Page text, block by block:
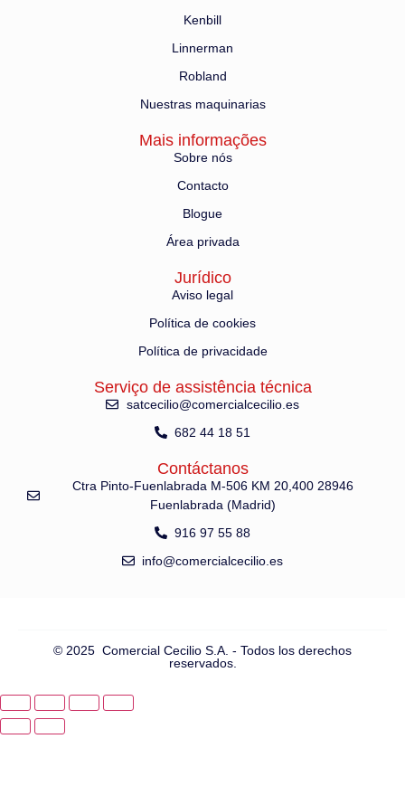
Kenbill
Linnerman
Robland
Nuestras maquinarias
Mais informações
Sobre nós
Contacto
Blogue
Área privada
Jurídico
Aviso legal
Política de cookies
Política de privacidade
Serviço de assistência técnica
satcecilio@comercialcecilio.es
682 44 18 51
Contáctanos
Ctra Pinto-Fuenlabrada M-506 KM 20,400 28946
Fuenlabrada (Madrid)
916 97 55 88
info@comercialcecilio.es
© 2025 Comercial Cecilio S.A. - Todos los derechos
reservados.